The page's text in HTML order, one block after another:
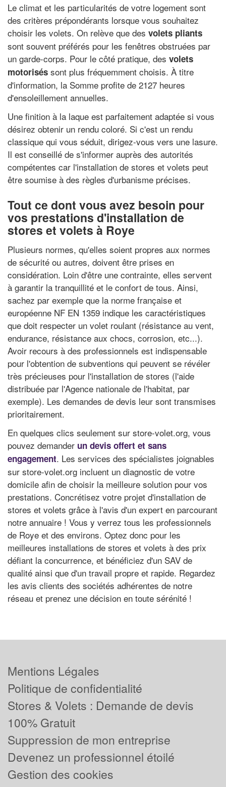
Le climat et les particularités de votre logement sont
des critères prépondérants lorsque vous souhaitez
choisir les volets. On relève que des volets pliants
sont souvent préférés pour les fenêtres obstruées par
un garde-corps. Pour le côté pratique, des volets
motorisés sont plus fréquemment choisis. À titre
d'information, la Somme profite de 2127 heures
d'ensoleillement annuelles.
Une finition à la laque est parfaitement adaptée si vous
désirez obtenir un rendu coloré. Si c'est un rendu
classique qui vous séduit, dirigez-vous vers une lasure.
Il est conseillé de s'informer auprès des autorités
compétentes car l'installation de stores et volets peut
être soumise à des règles d'urbanisme précises.
Tout ce dont vous avez besoin pour
vos prestations d'installation de
stores et volets à Roye
Plusieurs normes, qu'elles soient propres aux normes
de sécurité ou autres, doivent être prises en
considération. Loin d'être une contrainte, elles servent
à garantir la tranquillité et le confort de tous. Ainsi,
sachez par exemple que la norme française et
européenne NF EN 1359 indique les caractéristiques
que doit respecter un volet roulant (résistance au vent,
endurance, résistance aux chocs, corrosion, etc...).
Avoir recours à des professionnels est indispensable
pour l'obtention de subventions qui peuvent se révéler
très précieuses pour l'installation de stores (l'aide
distribuée par l'Agence nationale de l'habitat, par
exemple). Les demandes de devis leur sont transmises
prioritairement.
En quelques clics seulement sur store-volet.org, vous
pouvez demander un devis offert et sans
engagement. Les services des spécialistes joignables
sur store-volet.org incluent un diagnostic de votre
domicile afin de choisir la meilleure solution pour vos
prestations. Concrétisez votre projet d'installation de
stores et volets grâce à l'avis d'un expert en parcourant
notre annuaire ! Vous y verrez tous les professionnels
de Roye et des environs. Optez donc pour les
meilleures installations de stores et volets à des prix
défiant la concurrence, et bénéficiez d'un SAV de
qualité ainsi que d'un travail propre et rapide. Regardez
les avis clients des sociétés adhérentes de notre
réseau et prenez une décision en toute sérénité !
Mentions Légales
Politique de confidentialité
Stores & Volets : Demande de devis
100% Gratuit
Suppression de mon entreprise
Devenez un professionnel étoilé
Gestion des cookies